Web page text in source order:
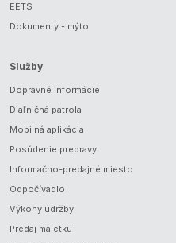
EETS
Dokumenty - mýto
Služby
Dopravné informácie
Diaľničná patrola
Mobilná aplikácia
Posúdenie prepravy
Informačno-predajné miesto
Odpočívadlo
Výkony údržby
Predaj majetku